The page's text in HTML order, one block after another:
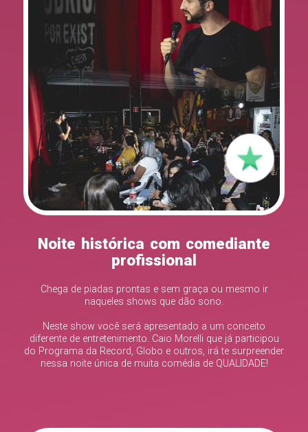
Noite histórica com comediante
profissional
Chega de piadas prontas e sem graça ou mesmo ir
naqueles shows que dão sono.
Neste show você será apresentado a um conceito
diferente de entretenimento. Caio Morelli que já participou
do Programa da Record, Globo e outros, irá te surpreender
nessa noite única de muita comédia de QUALIDADE!